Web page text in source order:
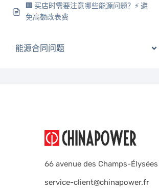
🏢 买店时需要注意哪些能源问题？⚡ 避
免高额改表费
能源合同问题
66 avenue des Champs-
service-client@chinapower.fr